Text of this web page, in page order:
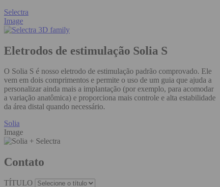
Selectra
Image
Eletrodos de estimulação Solia S
O Solia S é nosso eletrodo de estimulação padrão comprovado. Ele
vem em dois comprimentos e permite o uso de um guia que ajuda a
personalizar ainda mais a implantação (por exemplo, para acomodar
a variação anatômica) e proporciona mais controle e alta estabilidade
da área distal quando necessário.
Solia
Image
Contato
TÍTULO